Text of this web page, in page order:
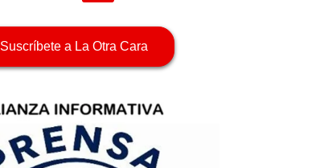
Suscríbete a La Otra Cara